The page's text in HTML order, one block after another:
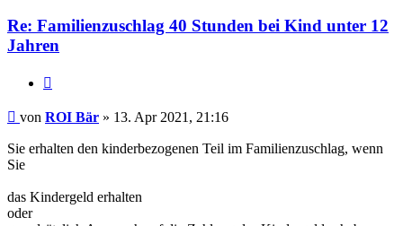
Re: Familienzuschlag 40 Stunden bei Kind unter 12
Jahren
Beitrag
von ROI Bär » 13. Apr 2021, 21:16
Sie erhalten den kinderbezogenen Teil im Familienzuschlag, wenn
Sie
das Kindergeld erhalten
oder